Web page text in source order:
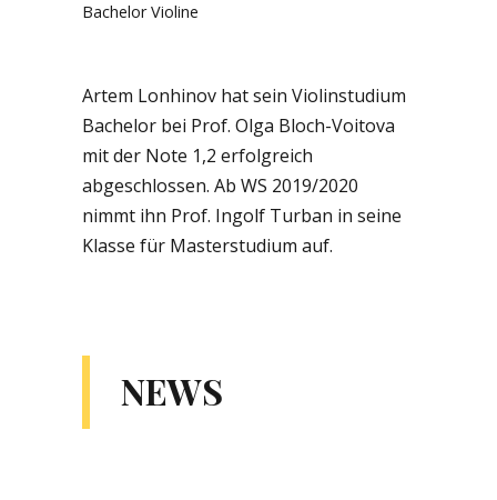
Bachelor Violine
Artem Lonhinov hat sein Violinstudium
Bachelor bei Prof. Olga Bloch-Voitova
mit der Note 1,2 erfolgreich
abgeschlossen. Ab WS 2019/2020
nimmt ihn Prof. Ingolf Turban in seine
Klasse für Masterstudium auf.
NEWS